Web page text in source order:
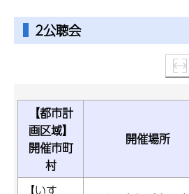
2公聴会
【都市計
画区域】
開催市町
村
開催場所
【いす